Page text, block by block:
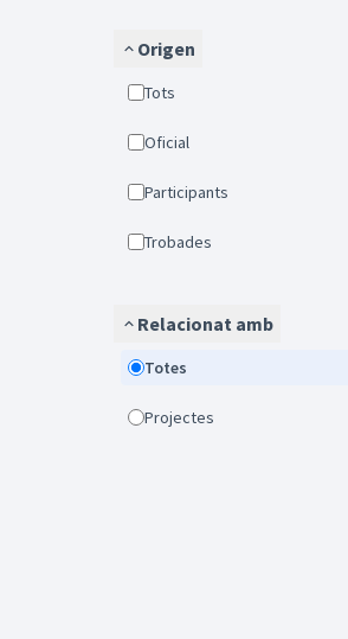
Origen
Tots
Oficial
Participants
Trobades
Relacionat amb
Totes
Projectes